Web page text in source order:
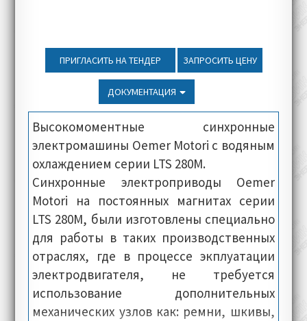
ПРИГЛАСИТЬ НА ТЕНДЕР ЗАПРОСИТЬ ЦЕНУ
ДОКУМЕНТАЦИЯ
Высокомоментные синхронные
электромашины Oemer Motori с водяным
охлаждением серии LTS 280M.
Синхронные электроприводы Oemer
Motori на постоянных магнитах серии
LTS 280M, были изготовлены специально
для работы в таких производственных
отраслях, где в процессе экплуатации
электродвигателя, не требуется
использование дополнительных
механических узлов как: ремни, шкивы,